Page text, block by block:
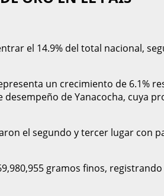
el 14.9% del total nacional,
un crecimiento de 6.1%
de Yanacocha, cuya
el segundo y tercer lugar con
gramos finos,